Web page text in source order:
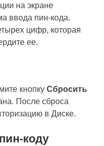
на экране
ввода пин-кода.
цифр, которая
ее.
кнопку Сбросить
После сброса
в Диске.
коду